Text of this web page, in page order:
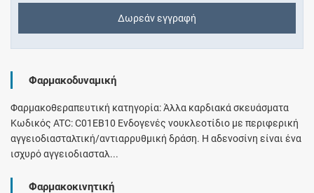
Δωρεάν εγγραφή
Φαρμακοδυναμική
Φαρμακοθεραπευτική κατηγορία: Άλλα καρδιακά σκευάσματα
Κωδικός ATC: C01EB10 Ενδογενές νουκλεοτίδιο με περιφερική
αγγειοδιασταλτική/αντιαρρυθμική δράση. Η αδενοσίνη είναι ένα
ισχυρό αγγειοδιασταλ...
Φαρμακοκινητική